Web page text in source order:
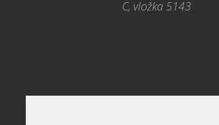
C, vložka 5143